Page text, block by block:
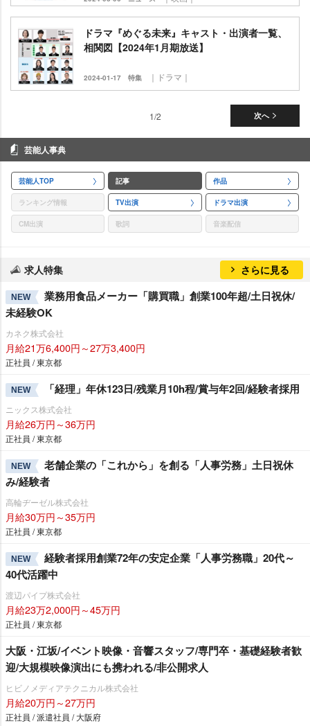
ドラマ『めぐる未来』キャスト・出演者一覧、
相関図【2024年1月期放送】
2024-01-17 特集 ｜ドラマ｜
次へ
1/2
芸能人事典
芸能人TOP 記事 作品
ランキング情報 TV出演 ドラマ出演
CM出演 歌詞 音楽配信
求人特集 さらに見る
NEW
業務用食品メーカー「購買職」創業100年超/土日祝休/
未経験OK
カネク株式会社
月給21万6,400円～27万3,400円
正社員 / 東京都
NEW 「経理」年休123日/残業月10h程/賞与年2回/経験者採用
ニックス株式会社
月給26万円～36万円
正社員 / 東京都
NEW
老舗企業の「これから」を創る「人事労務」土日祝休
み/経験者
高輪ヂーゼル株式会社
月給30万円～35万円
正社員 / 東京都
NEW
経験者採用創業72年の安定企業「人事労務職」20代～
40代活躍中
渡辺パイプ株式会社
月給23万2,000円～45万円
正社員 / 東京都
大阪・江坂/イベント映像・音響スタッフ/専門卒・基礎経験者歓
迎/大規模映像演出にも携われる/非公開求人
ヒビノメディアテクニカル株式会社
月給20万円～27万円
正社員 / 派遣社員 / 大阪府